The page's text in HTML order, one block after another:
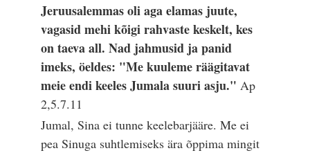
Jeruusalemmas oli aga elamas juute,
vagasid mehi kõigi rahvaste keskelt, kes
on taeva all. Nad jahmusid ja panid
imeks, öeldes: "Me kuuleme räägitavat
meie endi keeles Jumala suuri asju."Ap
2,5.7.11
Jumal, Sina ei tunne keelebarjääre. Me ei
pea Sinuga suhtlemiseks ära õppima mingit